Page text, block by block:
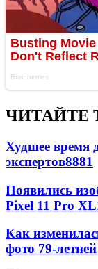
ЧИТАЙТЕ
Худшее время
экспертов8881
Появились
Pixel 11 Pro XL
Как
фото 79-